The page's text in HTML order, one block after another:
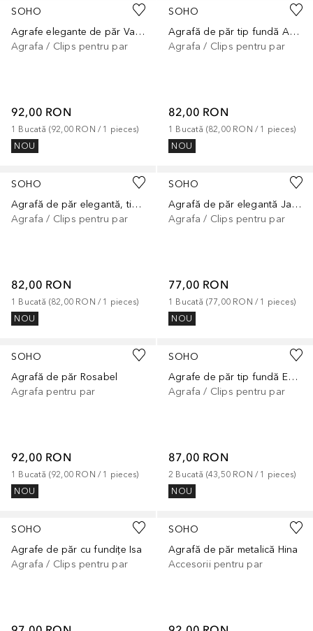
SOHO
Agrafe elegante de păr Vanessa
Agrafa / Clips pentru par
92,00 RON
1 Bucată (92,00 RON / 1 pieces)
NOU
SOHO
Agrafă de păr tip fundă Anua
Agrafa / Clips pentru par
82,00 RON
1 Bucată (82,00 RON / 1 pieces)
NOU
SOHO
Agrafă de păr elegantă, tip fundă, din catifea Vania
Agrafa / Clips pentru par
82,00 RON
1 Bucată (82,00 RON / 1 pieces)
NOU
SOHO
Agrafă de păr elegantă Jane Velvet
Agrafa / Clips pentru par
77,00 RON
1 Bucată (77,00 RON / 1 pieces)
NOU
SOHO
Agrafă de păr Rosabel
Agrafa pentru par
92,00 RON
1 Bucată (92,00 RON / 1 pieces)
NOU
SOHO
Agrafe de păr tip fundă Emma, accesorii cochetărie
Agrafa / Clips pentru par
87,00 RON
2 Bucată (43,50 RON / 1 pieces)
NOU
SOHO
Agrafe de păr cu fundițe Isa
Agrafa / Clips pentru par
+
SOHO
Agrafă de păr metalică Hina
Accesorii pentru par